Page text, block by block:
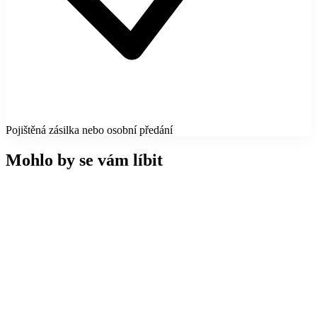
Pojištěná zásilka nebo osobní předání
Mohlo by se vám líbit